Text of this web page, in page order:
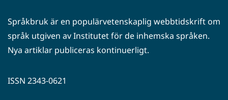
Språkbruk är en populärvetenskaplig webbtidskrift om
språk utgiven av Institutet för de inhemska språken.
Nya artiklar publiceras kontinuerligt.
ISSN 2343-0621